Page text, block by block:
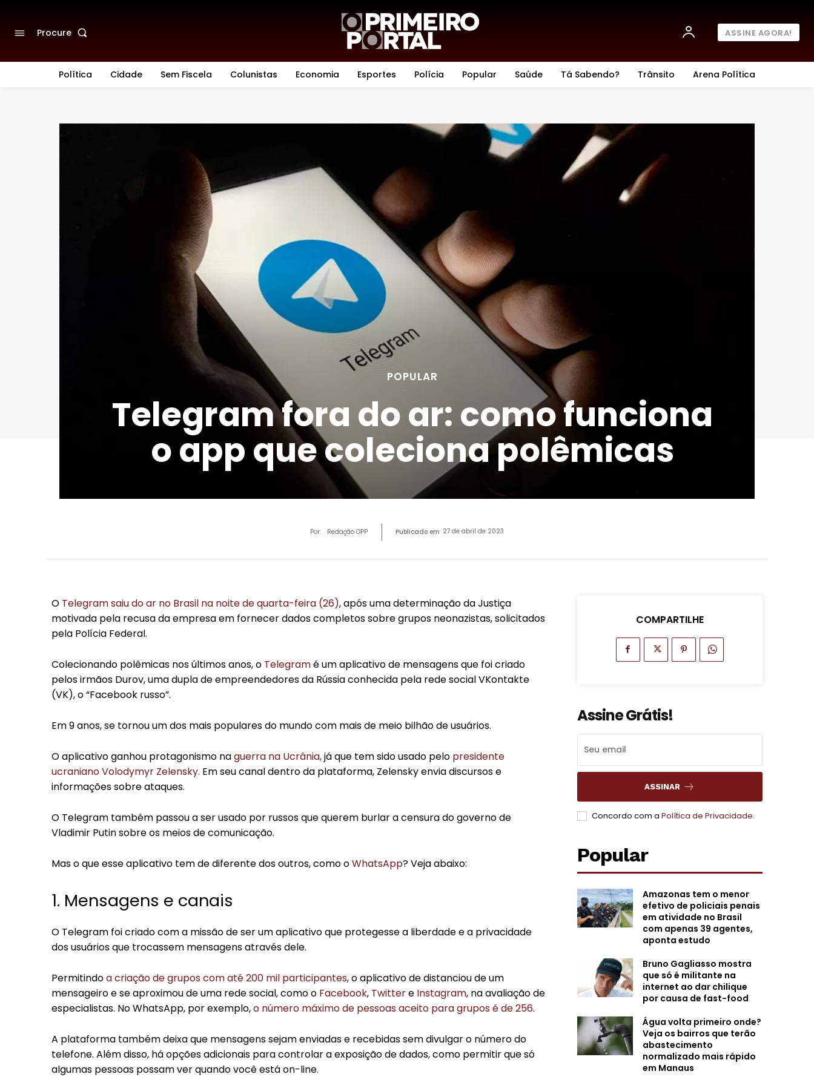
Procure ASSINE AGORA!
Política Cidade Sem Fiscela Colunistas Economia Esportes Polícia Popular Saúde Tá Sabendo? Trânsito Arena Política
POPULAR
Telegram fora do ar: como funciona
o app que coleciona polêmicas
Por: Redação OPP Publicado em 27 de abril de 2023
O Telegram saiu do ar no Brasil na noite de quarta-feira (26), após uma determinação da Justiça
motivada pela recusa da empresa em fornecer dados completos sobre grupos neonazistas, solicitados
pela Polícia Federal.
Colecionando polêmicas nos últimos anos, o Telegramé um aplicativo de mensagens que foi criado
pelos irmãos Durov, uma dupla de empreendedores da Rússia conhecida pela rede social VKontakte
(VK), o “Facebook russo”.
Em 9 anos, se tornou um dos mais populares do mundo com mais de meio bilhão de usuários.
O aplicativo ganhou protagonismo naguerra na Ucrânia,já que tem sido usado pelo presidente
ucraniano Volodymyr Zelensky. Em seu canal dentro da plataforma, Zelensky envia discursos e
informações sobre ataques.
O Telegram também passou a ser usado por russos que querem burlar a censura do governo de
Vladimir Putin sobre os meios de comunicação.
Mas o que esse aplicativo tem de diferente dos outros, como oWhatsApp? Veja abaixo:
1. Mensagens e canais
O Telegram foi criado com a missão de ser um aplicativo que protegesse a liberdade e a privacidade
dos usuários que trocassem mensagens através dele.
Permitindoa criação de grupos com até 200 mil participantes, o aplicativo de distanciou de um
mensageiro e se aproximou de uma rede social, como o Facebook, Twittere Instagram, na avaliação de
especialistas. No WhatsApp, por exemplo,o número máximo de pessoas aceito para grupos é de 256.
A plataforma também deixa que mensagens sejam enviadas e recebidas sem divulgar o número do
telefone. Além disso, há opções adicionais para controlar a exposição de dados, como permitir que só
algumas pessoas possam ver quando você está on-line.
COMPARTILHE
Assine Grátis!
ASSINAR
Concordo com a Política de Privacidade.
Popular
Amazonas tem o menor
efetivo de policiais penais
em atividade no Brasil
com apenas 39 agentes,
aponta estudo
Bruno Gagliasso mostra
que só é militante na
internet ao dar chilique
por causa de fast-food
Água volta primeiro onde?
Veja os bairros que terão
abastecimento
normalizado mais rápido
em Manaus